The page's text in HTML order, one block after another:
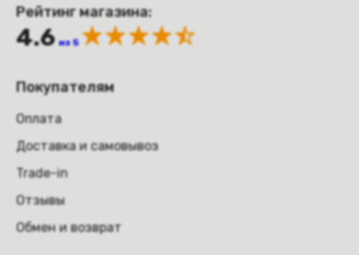
Рейтинг магазина:
4.6 из 5
Покупателям
Оплата
Доставка и самовывоз
Trade-in
Отзывы
Обмен и возврат